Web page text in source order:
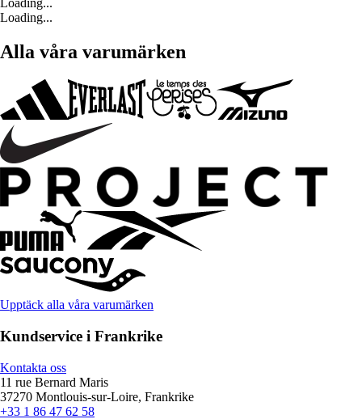
Loading...
Loading...
Alla våra varumärken
Upptäck alla våra varumärken
Kundservice i Frankrike
Kontakta oss
11 rue Bernard Maris
37270 Montlouis-sur-Loire, Frankrike
+33 1 86 47 62 58